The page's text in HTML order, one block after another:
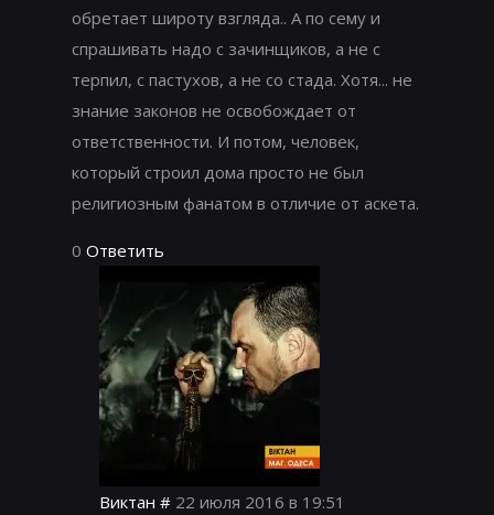
обретает широту взгляда.. А по сему и
спрашивать надо с зачинщиков, а не с
терпил, с пастухов, а не со стада. Хотя... не
знание законов не освобождает от
ответственности. И потом, человек,
который строил дома просто не был
религиозным фанатом в отличие от аскета.
0 Ответить
Виктан # 22 июля 2016 в 19:51